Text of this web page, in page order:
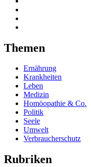
Themen
Ernährung
Krankheiten
Leben
Medizin
Homöopathie & Co.
Politik
Seele
Umwelt
Verbraucherschutz
Rubriken